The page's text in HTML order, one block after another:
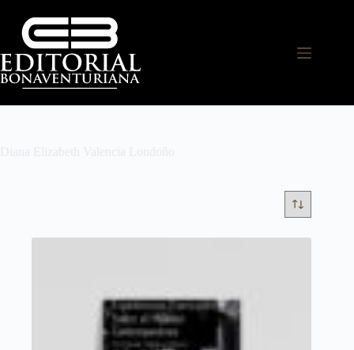
Diana Elizabeth Valencia Londoño